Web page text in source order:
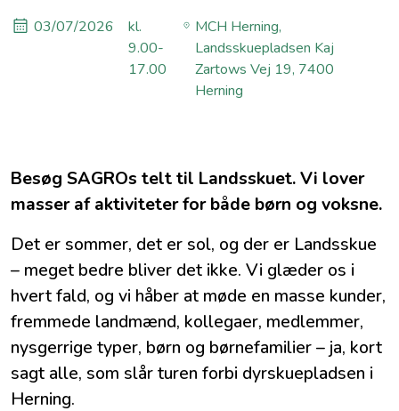
03/07/2026
kl.
9.00-
17.00
MCH Herning,
Landsskuepladsen Kaj
Zartows Vej 19, 7400
Herning
Besøg SAGROs telt til Landsskuet. Vi lover
masser af aktiviteter for både børn og voksne.
Det er sommer, det er sol, og der er Landsskue
– meget bedre bliver det ikke. Vi glæder os i
hvert fald, og vi håber at møde en masse kunder,
fremmede landmænd, kollegaer, medlemmer,
nysgerrige typer, børn og børnefamilier – ja, kort
sagt alle, som slår turen forbi dyrskuepladsen i
Herning.